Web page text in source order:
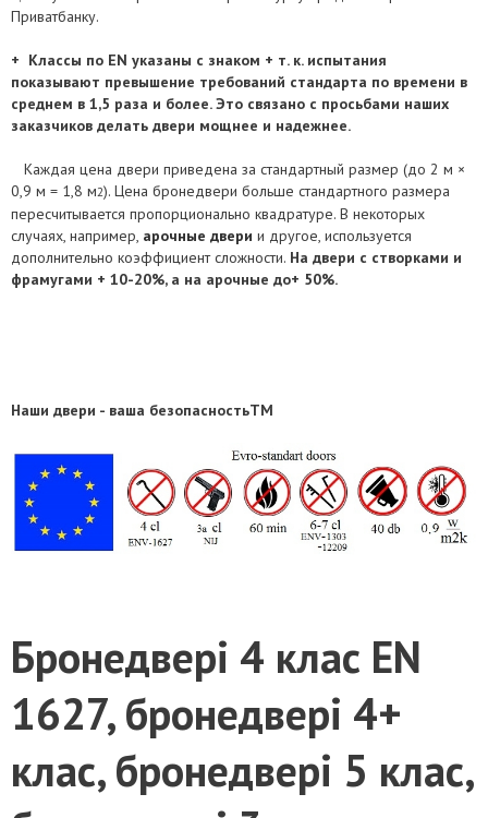
Приватбанку.
+ Классы по EN указаны с знаком + т. к. испытания
показывают превышение требований стандарта по времени в
среднем в 1,5 раза и более. Это связано с просьбами наших
заказчиков делать двери мощнее и надежнее.
Каждая цена двери приведена за стандартный размер (до 2 м ×
0,9 м = 1,8 м2). Цена бронедвери больше стандартного размера
пересчитывается пропорционально квадратуре. В некоторых
случаях, например, арочные двери и другое, используется
дополнительно коэффициент сложности. На двери с створками и
фрамугами + 10-20%, а на арочные до+ 50%.
Наши двери - ваша безопасностьТМ
Бронедвері 4 клас EN
1627, бронедвері 4+
клас, бронедвері 5 клас,